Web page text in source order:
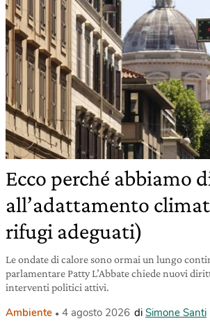
Ecco perché abbiamo
all’adattamento
rifugi adeguati)
Le ondate di calore sono ormai un lungo
parlamentare Patty L’Abbate chiede nuovi
interventi politici attivi.
Ambiente 4 agosto 2026 di Simone Santi